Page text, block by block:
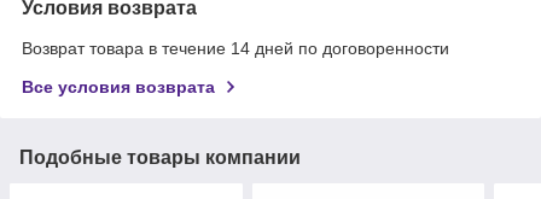
Условия возврата
Возврат товара в течение 14 дней по договоренности
Все условия возврата
Подобные товары компании